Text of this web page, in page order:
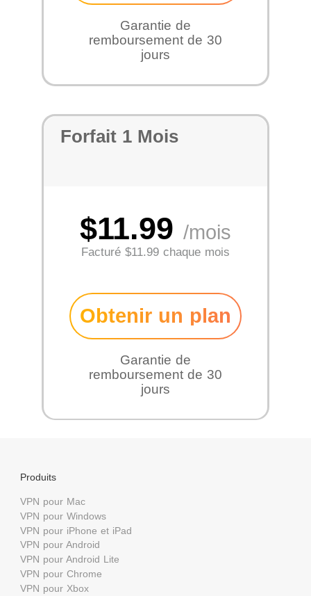
Garantie de
remboursement de 30
jours
Forfait 1 Mois
$11.99 /mois
Facturé $11.99 chaque mois
Obtenir un plan
Garantie de
remboursement de 30
jours
Produits
VPN pour Mac
VPN pour Windows
VPN pour iPhone et iPad
VPN pour Android
VPN pour Android Lite
VPN pour Chrome
VPN pour Xbox